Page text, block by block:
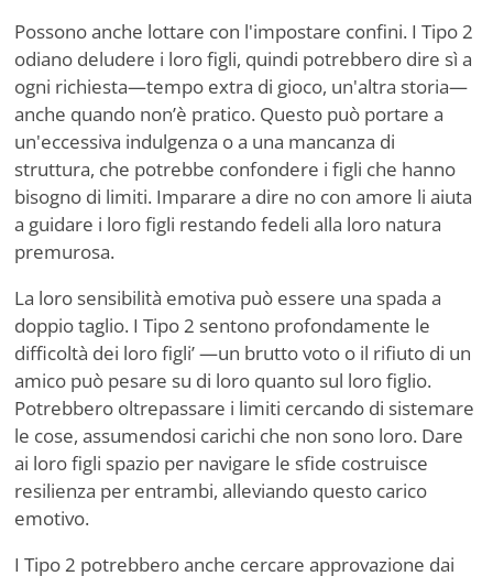
Possono anche lottare con l'impostare confini. I Tipo 2
odiano deludere i loro figli, quindi potrebbero dire sì a
ogni richiesta—tempo extra di gioco, un'altra storia—
anche quando non’è pratico. Questo può portare a
un'eccessiva indulgenza o a una mancanza di
struttura, che potrebbe confondere i figli che hanno
bisogno di limiti. Imparare a dire no con amore li aiuta
a guidare i loro figli restando fedeli alla loro natura
premurosa.
La loro sensibilità emotiva può essere una spada a
doppio taglio. I Tipo 2 sentono profondamente le
difficoltà dei loro figli’—un brutto voto o il rifiuto di un
amico può pesare su di loro quanto sul loro figlio.
Potrebbero oltrepassare i limiti cercando di sistemare
le cose, assumendosi carichi che non sono loro. Dare
ai loro figli spazio per navigare le sfide costruisce
resilienza per entrambi, alleviando questo carico
emotivo.
I Tipo 2 potrebbero anche cercare approvazione dai